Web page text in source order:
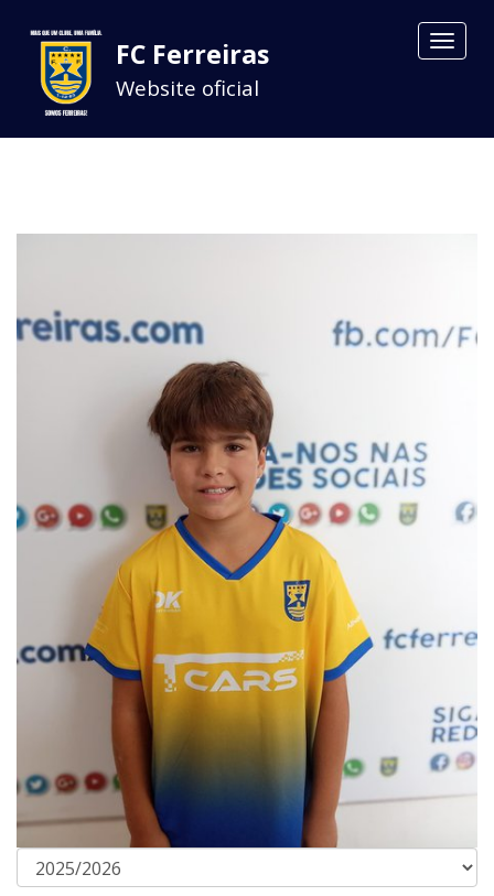
Toggle
FC Ferreiras
Website oficial